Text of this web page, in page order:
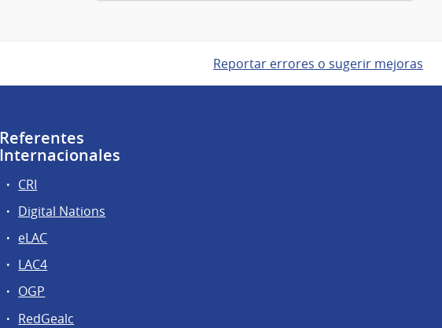
Reportar errores o sugerir mejoras
Referentes
Internacionales
CRI
Digital Nations
eLAC
LAC4
OGP
RedGealc